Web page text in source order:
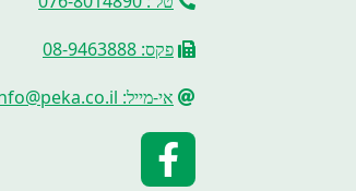
פקס: 08-9463888
אי-מייל: info@peka.co.il